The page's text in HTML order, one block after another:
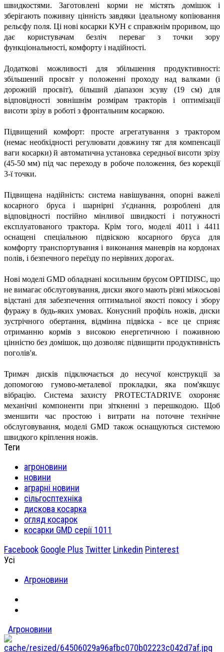
швидкостями. Заготовлені корми не містять домішок і
зберігають поживну цінність завдяки ідеальному копіювання
рельєфу поля. Ці нові косарки КУН є справжнім проривом, що
дає користувачам безліч переваг з точки зору
функціональності, комфорту і надійності.
Додаткові можливості для збільшення продуктивності:
збільшений просвіт у положенні проходу над валками (і
дорожній просвіт), більший діапазон зсуву (19 см) для
відповідності зовнішнім розмірам тракторів і оптимізації
висоти зрізу в роботі з фронтальним косаркою.
Підвищений комфорт: просте агрегатування з трактором
(немає необхідності регулювати довжину тяг для компенсації
ваги косарки) й автоматична установка середньої висоти зрізу
(45-50 мм) під час переходу в робоче положення, без корекції
3-ї точки.
Підвищена надійність: система навішування, опорні важелі
косарного бруса і шарнірні з'єднання, розроблені для
відповідності постійно мінливої швидкості і потужності
експлуатованого трактора. Крім того, моделі 4011 і 4411
оснащені спеціальною підвіскою косарного бруса для
комфорту транспортування і виконання маневрів на кордонах
полів, і безпечного переїзду по нерівних дорогах.
Нові моделі GMD обладнані косильним брусом OPTIDISC, що
не вимагає обслуговування, диски якого мають різні міжосьові
відстані для забезпечення оптимальної якості покосу і збору
фуражу в будь-яких умовах. Конусний профіль ножів, диски
зустрічного обертання, відмінна підвіска - все це сприяє
отриманню кормів з високою енергетичною і поживною
цінністю без домішок, що дозволяє підвищити продуктивність
поголів'я.
Тримач дисків підключається до несучої конструкції за
допомогою гумово-металевої прокладки, яка пом'якшує
вібрацію. Система захисту PROTECTADRIVE охороняє
механічні компоненти при зіткненні з перешкодою. Щоб
зменшити час простою і витрати на поточне технічне
обслуговування, моделі GMD також оснащуються системою
швидкого кріплення ножів.
Теги
агроновини
новини
аграрні новини
сільгосптехніка
дискова косарка
огляд косарок
косарки GMD серії 1011
Facebook Google Plus Twitter Linkedin Pinterest
Усі
Агроновини
Агроновини